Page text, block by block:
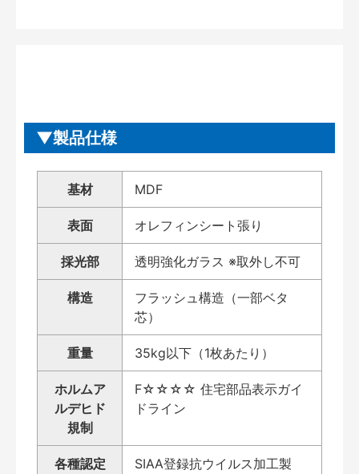
製品仕様
基材 MDF
表面 オレフィンシート張り
採光部 透明強化ガラス ※取外し不可
構造
フラッシュ構造（一部ベタ
芯）
重量 35kg以下（1枚あたり）
ホルムア
ルデヒド
規制
F☆☆☆☆ 住宅部品表示ガイ
ドライン
各種認定
SIAA登録抗ウイルス加工製